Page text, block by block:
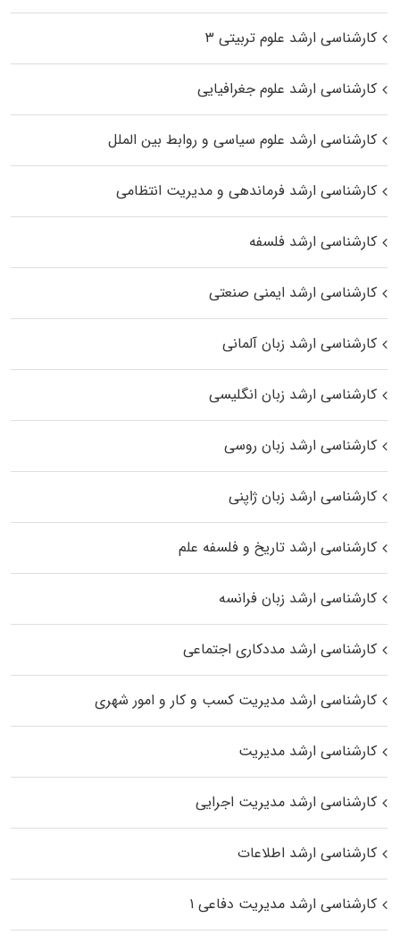
کارشناسی ارشد علوم تربیتی ۳
کارشناسی ارشد علوم جغرافیایی
کارشناسی ارشد علوم سیاسی و روابط بین الملل
کارشناسی ارشد فرماندهی و مدیریت انتظامی
کارشناسی ارشد فلسفه
کارشناسی ارشد ایمنی صنعتی
کارشناسی ارشد زبان آلمانی
کارشناسی ارشد زبان انگلیسی
کارشناسی ارشد زبان روسی
کارشناسی ارشد زبان ژاپنی
کارشناسی ارشد تاریخ و فلسفه علم
کارشناسی ارشد زبان فرانسه
کارشناسی ارشد مددکاری اجتماعی
کارشناسی ارشد مدیریت کسب و کار و امور شهری
کارشناسی ارشد مدیریت
کارشناسی ارشد مدیریت اجرایی
کارشناسی ارشد اطلاعات
کارشناسی ارشد مدیریت دفاعی ۱